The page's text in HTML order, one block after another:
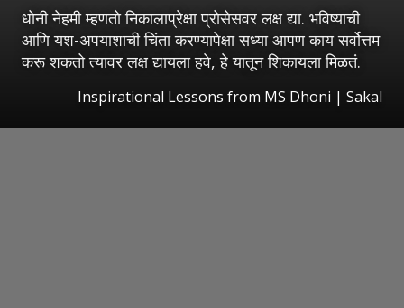
धोनी नेहमी म्हणतो निकालाप्रेक्षा प्रोसेसवर लक्ष द्या. भविष्याची
आणि यश-अपयाशाची चिंता करण्यापेक्षा सध्या आपण काय सर्वोत्तम
करू शकतो त्यावर लक्ष द्यायला हवे, हे यातून शिकायला मिळतं.
Inspirational Lessons from MS Dhoni | Sakal